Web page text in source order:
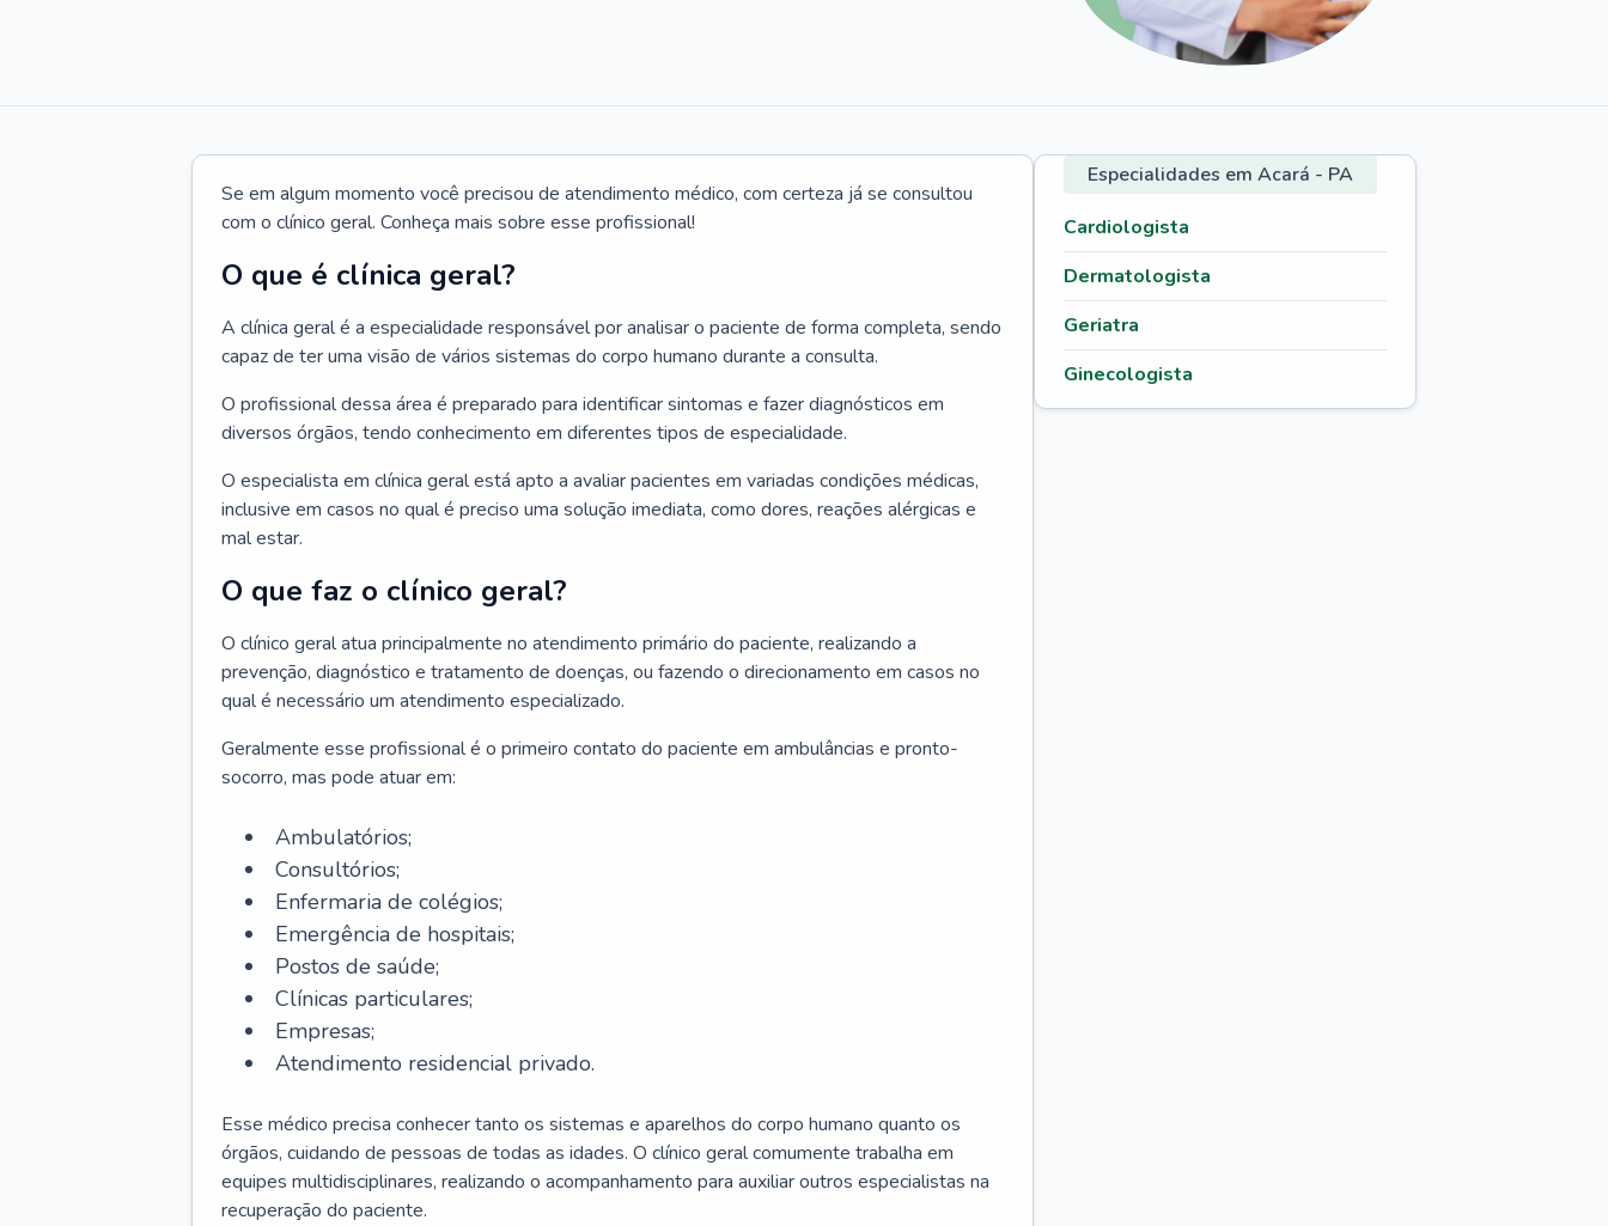
Se em algum momento você precisou de atendimento médico, com certeza já se consultou
com o clínico geral. Conheça mais sobre esse profissional!
O que é clínica geral?
A clínica geral é a especialidade responsável por analisar o paciente de forma completa, sendo
capaz de ter uma visão de vários sistemas do corpo humano durante a consulta.
O profissional dessa área é preparado para identificar sintomas e fazer diagnósticos em
diversos órgãos, tendo conhecimento em diferentes tipos de especialidade.
O especialista em clínica geral está apto a avaliar pacientes em variadas condições médicas,
inclusive em casos no qual é preciso uma solução imediata, como dores, reações alérgicas e
mal estar.
O que faz o clínico geral?
O clínico geral atua principalmente no atendimento primário do paciente, realizando a
prevenção, diagnóstico e tratamento de doenças, ou fazendo o direcionamento em casos no
qual é necessário um atendimento especializado.
Geralmente esse profissional é o primeiro contato do paciente em ambulâncias e pronto-
socorro, mas pode atuar em:
Ambulatórios;
Consultórios;
Enfermaria de colégios;
Emergência de hospitais;
Postos de saúde;
Clínicas particulares;
Empresas;
Atendimento residencial privado.
Esse médico precisa conhecer tanto os sistemas e aparelhos do corpo humano quanto os
órgãos, cuidando de pessoas de todas as idades. O clínico geral comumente trabalha em
equipes multidisciplinares, realizando o acompanhamento para auxiliar outros especialistas na
recuperação do paciente.
Especialidades em Acará - PA
Cardiologista
Dermatologista
Geriatra
Ginecologista